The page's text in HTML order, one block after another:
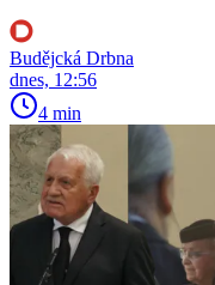
Budějcká Drbna
dnes, 12:56
4 min